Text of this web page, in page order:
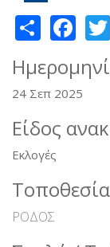
Share
24 Σεπ 2025
Είδος
Εκλογές
Τοποθεσία
ΡΟΔΟΣ